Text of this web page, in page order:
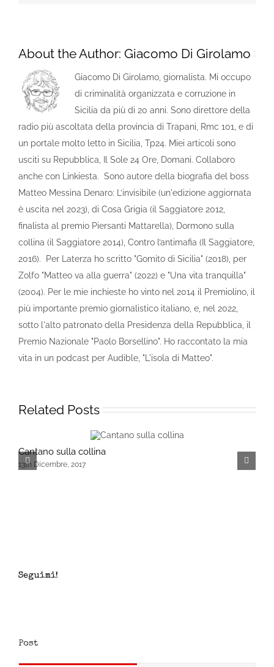
About the Author: Giacomo Di Girolamo
Giacomo Di Girolamo, giornalista. Mi occupo
di criminalità organizzata e corruzione in
Sicilia da più di 20 anni. Sono direttore della
radio più ascoltata della provincia di Trapani, Rmc 101, e di
un portale molto letto in Sicilia, Tp24. Miei articoli sono
usciti su Repubblica, Il Sole 24 Ore, Domani. Collaboro
anche con Linkiesta. Sono autore della biografia del boss
Matteo Messina Denaro: L’invisibile (un'edizione aggiornata
è uscita nel 2023), di Cosa Grigia (il Saggiatore 2012,
finalista al premio Piersanti Mattarella), Dormono sulla
collina (il Saggiatore 2014), Contro l’antimafia (Il Saggiatore,
2016). Per Laterza ho scritto "Gomito di Sicilia" (2018), per
Zolfo "Matteo va alla guerra" (2022) e "Una vita tranquilla"
(2004). Per le mie inchieste ho vinto nel 2014 il Premiolino, il
più importante premio giornalistico italiano, e, nel 2022,
sotto l'alto patronato della Presidenza della Repubblica, il
Premio Nazionale "Paolo Borsellino". Ho raccontato la mia
vita in un podcast per Audible, "L'isola di Matteo".
Related Posts
Cantano sulla collina
13th Dicembre, 2017
Seguimi!
Post